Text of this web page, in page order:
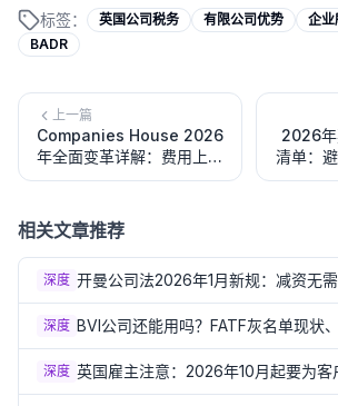
标签： 英国公司税务 有限公司优势 企业
BADR
上一篇
Companies House 2026
年全面变革详解：费用上
涨、身份验证、新执法权限
2026年
清单：
相关文章推荐
深度 开曼公司法2026年1月新规：减资无需
批准、可转LLC/本地公司详解
深度 BVI公司还能用吗？FATF灰名单现状
行审查趋严与2026年三项合规新规详
深度 英国雇主注意：2026年10月起要为客
扰员工负责！第三方骚扰新规详解